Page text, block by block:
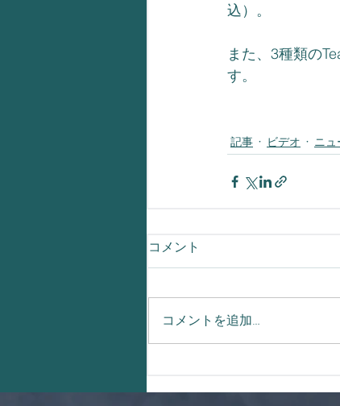
込）。
また、3種類の
す。
記事 ビデオ ニュ
コメント
コメントを追加…